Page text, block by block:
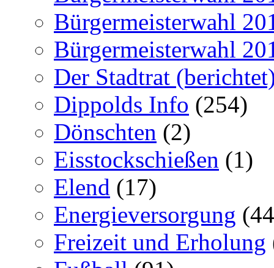
Bürgermeisterwahl
Bürgermeisterwahl
Der Stadtrat
Dippolds Info (254)
Dönschten (2)
Eisstockschießen (1)
Elend (17)
Energieversorgung
Freizeit und Erholung